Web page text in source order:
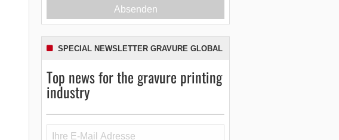
Absenden
SPECIAL NEWSLETTER GRAVURE GLOBAL
Top news for the gravure printing
industry